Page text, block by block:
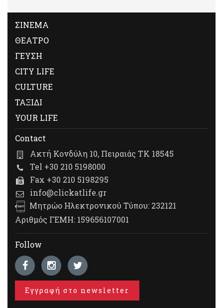
ΣΙΝΕΜΑ
ΘΕΑΤΡΟ
ΓΕΥΣΗ
CITY LIFE
CULTURE
ΤΑΞΙΔΙ
YOUR LIFE
Contact
Ακτή Κονδύλη 10, Πειραιάς ΤΚ 18545
Tel +30 210 5198000
Fax +30 210 5198295
info@clickatlife.gr
Μητρώο Ηλεκτρονικού Τύπου: 232121
Αριθμός ΓΕΜΗ: 159656107001
Follow
Εγγραφή στο newsletter